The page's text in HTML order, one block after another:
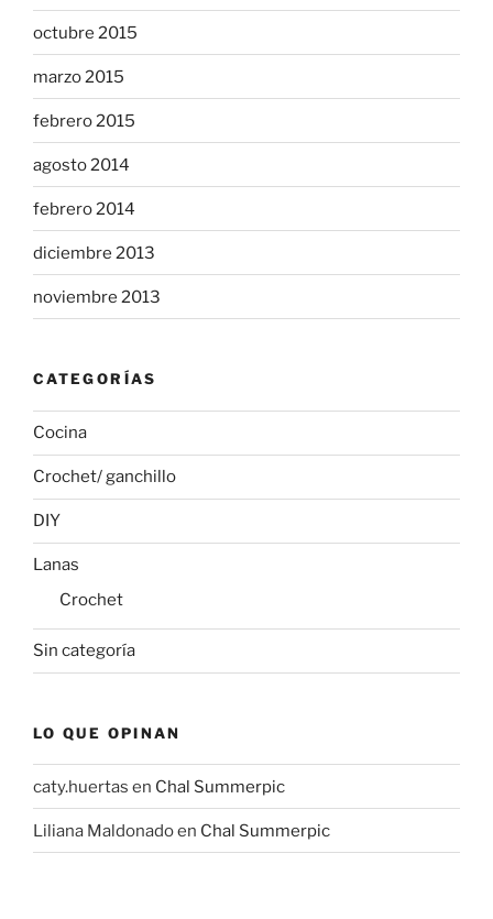
octubre 2015
marzo 2015
febrero 2015
agosto 2014
febrero 2014
diciembre 2013
noviembre 2013
CATEGORÍAS
Cocina
Crochet/ ganchillo
DIY
Lanas
Crochet
Sin categoría
LO QUE OPINAN
caty.huertas en Chal Summerpic
Liliana Maldonadoen Chal Summerpic